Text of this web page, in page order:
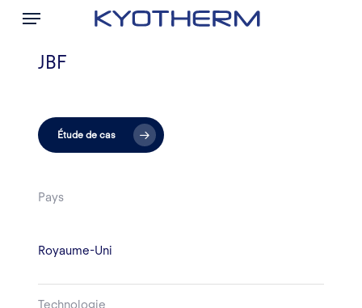
Skip
content
Menu
JBF
Étude de cas
Pays
Royaume-Uni
Technologie